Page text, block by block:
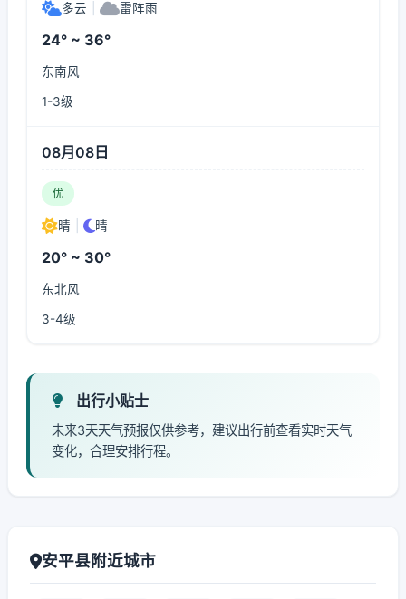
多云 雷阵雨
24° ~ 36°
东南风
1-3级
08月08日
优
晴 晴
20° ~ 30°
东北风
3-4级
出行小贴士
未来3天天气预报仅供参考，建议出行前查看实时天气
变化，合理安排行程。
安平县附近城市